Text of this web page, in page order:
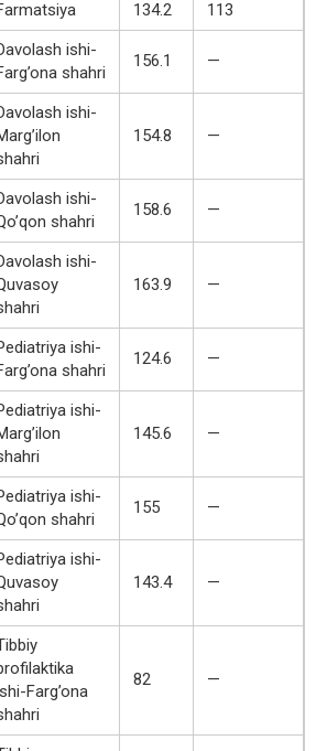
134.2 113
ishi-
shahri
156.1 —
ishi-
154.8 —
ishi-
shahri
158.6 —
ishi-
163.9 —
ishi-
shahri
124.6 —
ishi-
145.6 —
ishi-
shahri
155 —
ishi-
143.4 —
Farg’ona
82 —